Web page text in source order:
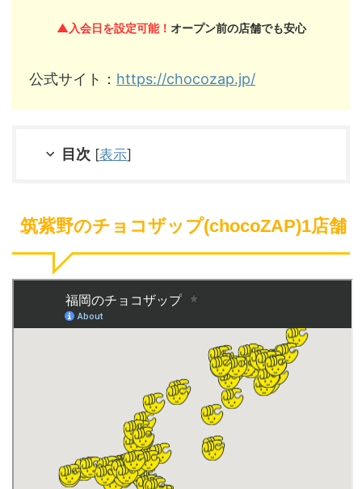
▲入会日を設定可能！ オープン前の店舗でも安心
公式サイト： https://chocozap.jp/
目次 [表示]
筑紫野のチョコザップ(chocoZAP)1店舗